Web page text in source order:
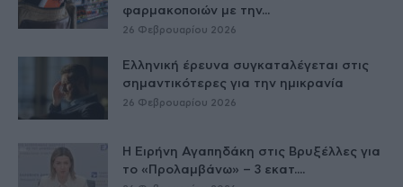
φαρμακοποιών με την...
26 Φεβρουαρίου 2026
Ελληνική έρευνα συγκαταλέγεται στις
σημαντικότερες για την ημικρανία
26 Φεβρουαρίου 2026
Η Ειρήνη Αγαπηδάκη στις Βρυξέλλες για
το «Προλαμβάνω» – 3 εκατ....